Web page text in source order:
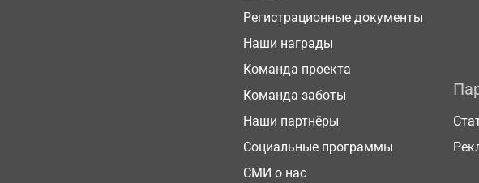
Регистрационные документы
Наши награды
Команда проекта
Команда заботы
Наши партнёры
Социальные программы
СМИ о нас